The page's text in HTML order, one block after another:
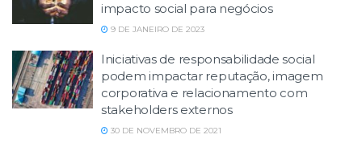
impacto social para negócios
9 DE JANEIRO DE 2023
Iniciativas de responsabilidade social
podem impactar reputação, imagem
corporativa e relacionamento com
stakeholders externos
30 DE NOVEMBRO DE 2021